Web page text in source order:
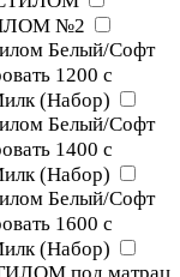
№2
Белый/Софт
1200 с
(Набор)
Белый/Софт
1400 с
(Набор)
Белый/Софт
1600 с
(Набор)